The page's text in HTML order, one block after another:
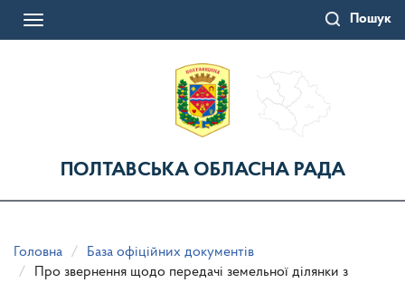
Пошук
Toggle
ПОЛТАВСЬКА ОБЛАСНА РАДА
Головна
База офіційних документів
Про звернення щодо передачі земельної ділянки з